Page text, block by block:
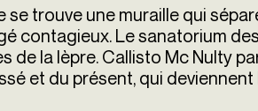
se trouve une muraille qui
contagieux. Le sanatorium
de la lèpre. Callisto Mc Nulty
et du présent, qui deviennent